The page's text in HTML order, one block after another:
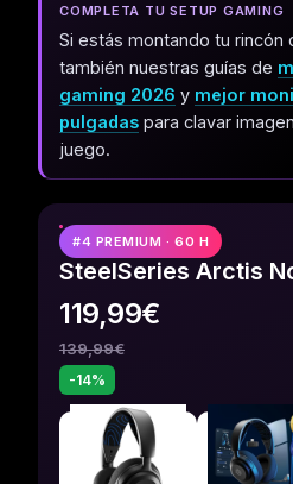
COMPLETA TU SETUP GAMING
Si estás montando tu rincón
también nuestras guías de
gaming 2026 y mejor
pulgadas para clavar
juego.
#4 PREMIUM · 60 H
SteelSeries Arctis
119,99€
139,99€
-14%